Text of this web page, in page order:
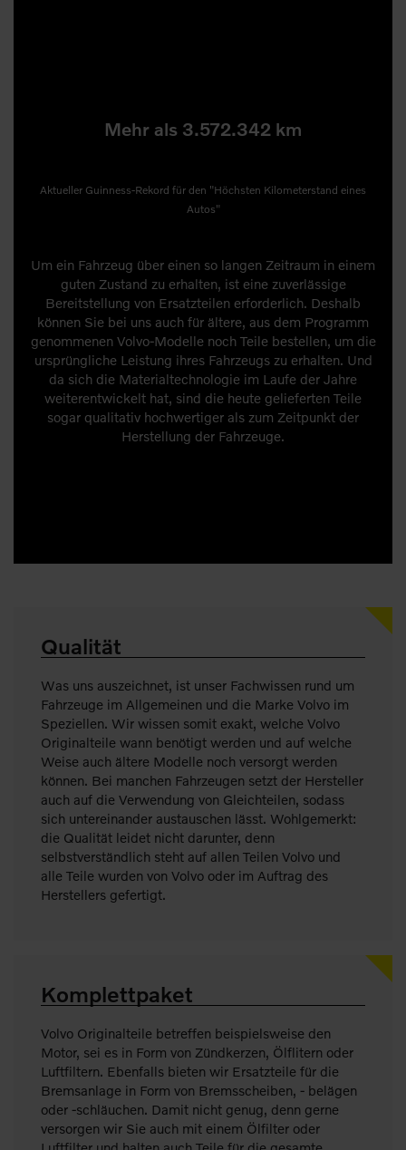
Mehr als 3.572.342 km
Aktueller Guinness-Rekord für den "Höchsten Kilometerstand eines
Autos"
Um ein Fahrzeug über einen so langen Zeitraum in einem
guten Zustand zu erhalten, ist eine zuverlässige
Bereitstellung von Ersatzteilen erforderlich. Deshalb
können Sie bei uns auch für ältere, aus dem Programm
genommenen Volvo-Modelle noch Teile bestellen, um die
ursprüngliche Leistung ihres Fahrzeugs zu erhalten. Und
da sich die Materialtechnologie im Laufe der Jahre
weiterentwickelt hat, sind die heute gelieferten Teile
sogar qualitativ hochwertiger als zum Zeitpunkt der
Herstellung der Fahrzeuge.
Qualität
Was uns auszeichnet, ist unser Fachwissen rund um
Fahrzeuge im Allgemeinen und die Marke Volvo im
Speziellen. Wir wissen somit exakt, welche Volvo
Originalteile wann benötigt werden und auf welche
Weise auch ältere Modelle noch versorgt werden
können. Bei manchen Fahrzeugen setzt der Hersteller
auch auf die Verwendung von Gleichteilen, sodass
sich untereinander austauschen lässt. Wohlgemerkt:
die Qualität leidet nicht darunter, denn
selbstverständlich steht auf allen Teilen Volvo und
alle Teile wurden von Volvo oder im Auftrag des
Herstellers gefertigt.
Komplettpaket
Volvo Originalteile betreffen beispielsweise den
Motor, sei es in Form von Zündkerzen, Ölflitern oder
Luftfiltern. Ebenfalls bieten wir Ersatzteile für die
Bremsanlage in Form von Bremsscheiben, - belägen
oder -schläuchen. Damit nicht genug, denn gerne
versorgen wir Sie auch mit einem Ölfilter oder